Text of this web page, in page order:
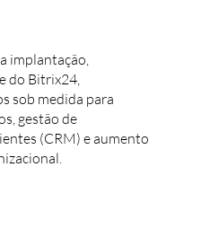
implantação,
do Bitrix24,
sob medida para
gestão de
(CRM) e aumento